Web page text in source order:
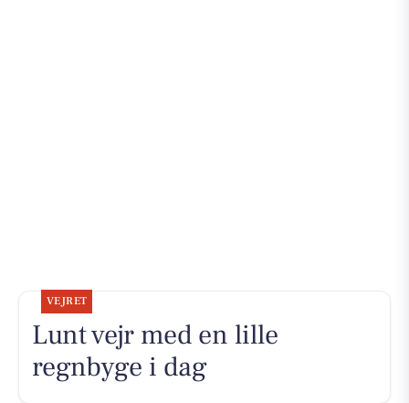
VEJRET
Lunt vejr med en lille
regnbyge i dag